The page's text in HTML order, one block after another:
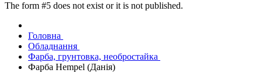
The form #5 does not exist or it is not published.
Головна
Обладнання
Фарба, грунтовка, необростайка
Фарба Hempel (Данія)